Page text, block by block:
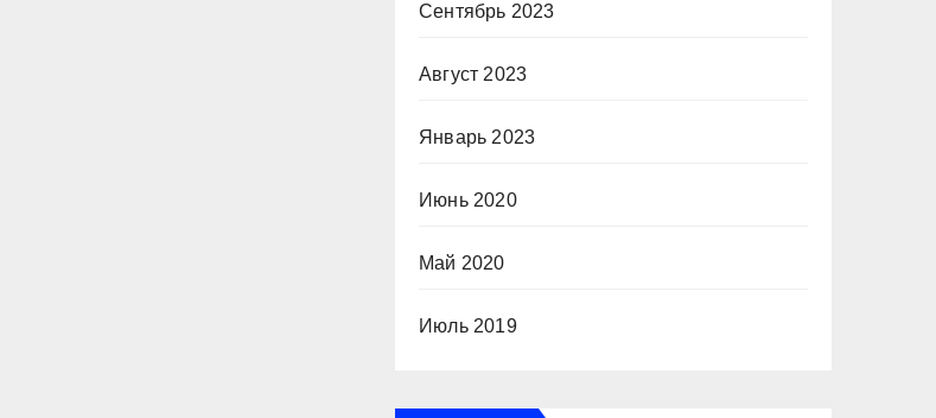
Сентябрь 2023
Август 2023
Январь 2023
Июнь 2020
Май 2020
Июль 2019